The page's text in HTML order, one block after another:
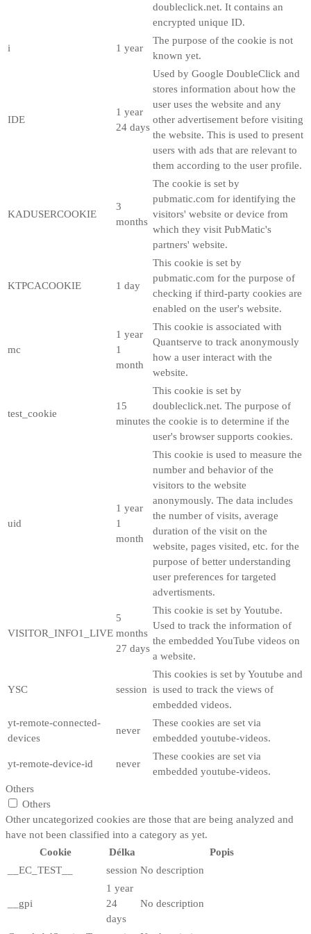
doubleclick.net. It contains an
encrypted unique ID.
i 1 year
The purpose of the cookie is not
known yet.
IDE
1 year
24 days
Used by Google DoubleClick and
stores information about how the
user uses the website and any
other advertisement before visiting
the website. This is used to present
users with ads that are relevant to
them according to the user profile.
KADUSERCOOKIE
3
months
The cookie is set by
pubmatic.com for identifying the
visitors' website or device from
which they visit PubMatic's
partners' website.
KTPCACOOKIE 1 day
This cookie is set by
pubmatic.com for the purpose of
checking if third-party cookies are
enabled on the user's website.
mc
1 year
1
month
This cookie is associated with
Quantserve to track anonymously
how a user interact with the
website.
test_cookie
15
minutes
This cookie is set by
doubleclick.net. The purpose of
the cookie is to determine if the
user's browser supports cookies.
uid
1 year
1
month
This cookie is used to measure the
number and behavior of the
visitors to the website
anonymously. The data includes
the number of visits, average
duration of the visit on the
website, pages visited, etc. for the
purpose of better understanding
user preferences for targeted
advertisments.
VISITOR_INFO1_LIVE
5
months
27 days
This cookie is set by Youtube.
Used to track the information of
the embedded YouTube videos on
a website.
YSC session
This cookies is set by Youtube and
is used to track the views of
embedded videos.
yt-remote-connected-
devices
never
These cookies are set via
embedded youtube-videos.
yt-remote-device-id never
These cookies are set via
embedded youtube-videos.
Others
Others
Other uncategorized cookies are those that are being analyzed and
have not been classified into a category as yet.
Cookie
Délka
Popis
__EC_TEST__
session No description
__gpi
1 year
24
days
No description